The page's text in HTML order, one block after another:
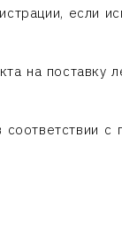
если
на поставку